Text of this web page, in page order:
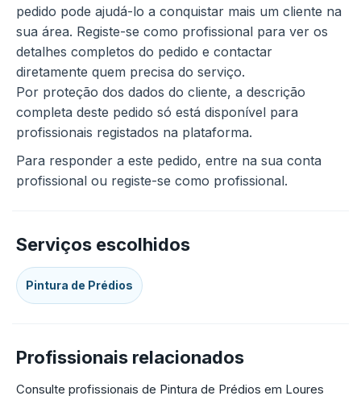
pedido pode ajudá-lo a conquistar mais um cliente na
sua área. Registe-se como profissional para ver os
detalhes completos do pedido e contactar
diretamente quem precisa do serviço.
Por proteção dos dados do cliente, a descrição
completa deste pedido só está disponível para
profissionais registados na plataforma.
Para responder a este pedido, entre na sua conta
profissional ou registe-se como profissional.
Serviços escolhidos
Pintura de Prédios
Profissionais relacionados
Consulte profissionais de Pintura de Prédios em Loures